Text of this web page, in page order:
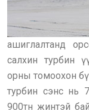
ашиглалтанд
салхин турбин
орны томоохон
турбин сэнс нь
900тн жинтэй